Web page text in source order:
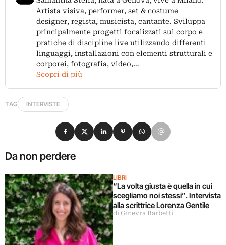
Artista visiva, performer, set & costume
designer, regista, musicista, cantante. Sviluppa
principalmente progetti focalizzati sul corpo e
pratiche di discipline live utilizzando differenti
linguaggi, installazioni con elementi strutturali e
corporei, fotografia, video,…
Scopri di più
TAG INTERVISTE
Da non perdere
LIBRI
“La volta giusta è quella in cui
scegliamo noi stessi”. Intervista
alla scrittrice Lorenza Gentile
di Ginevra Barbetti
Condividi su Facebook
Condividi su X
Condividi su LinkedIn
Condividi su Pinterest
Condividi su WhatsApp
Condividi su Email